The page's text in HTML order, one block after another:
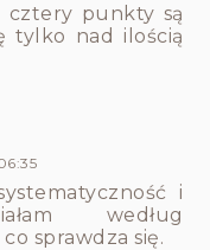
cztery punkty są
tylko nad ilością
i
według
sprawdza się.